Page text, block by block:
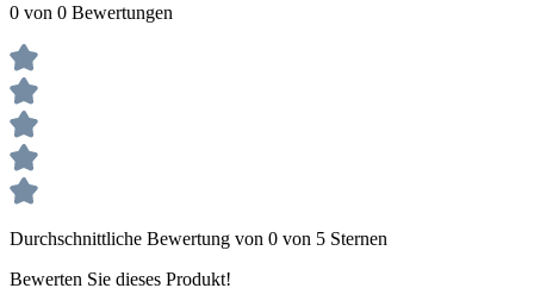
0 von 0 Bewertungen
Durchschnittliche Bewertung von 0 von 5 Sternen
Bewerten Sie dieses Produkt!